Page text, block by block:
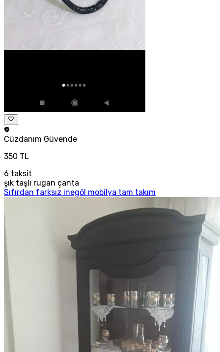
Cüzdanım Güvende
350 TL
6 taksit
şık taşlı rugan çanta
Sıfırdan farksız inegöl mobilya tam takım